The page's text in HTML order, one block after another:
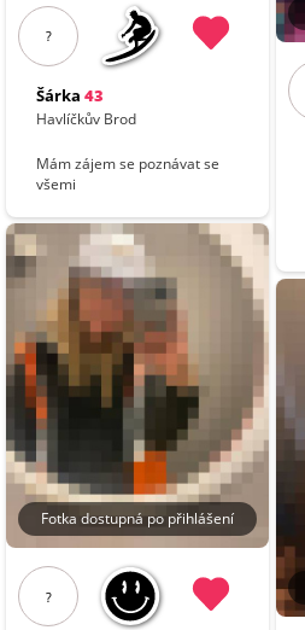
?
Šárka 43
Havlíčkův Brod
Mám zájem se poznávat se
všemi
Fotka dostupná po přihlášení
?